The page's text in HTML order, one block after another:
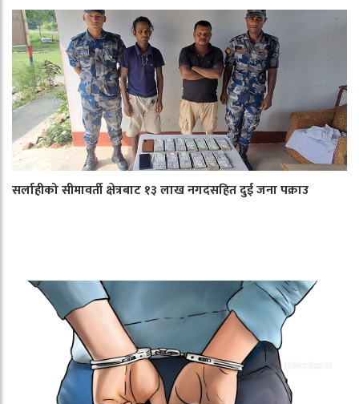
सर्लाहीको सीमावर्ती क्षेत्रबाट १३ लाख नगदसहित दुई जना पक्राउ